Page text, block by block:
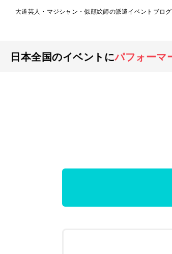
大道芸人・マジシャン・似顔絵師の派遣イベントブログ
日本全国のイベントにパフォーマ